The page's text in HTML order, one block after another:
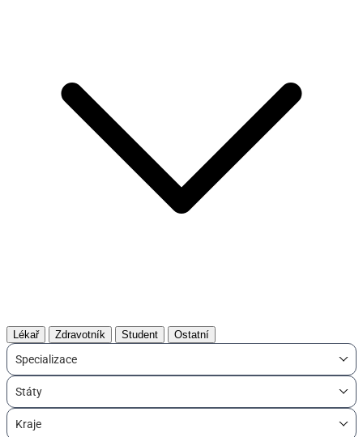
Lékař Zdravotník Student Ostatní
Specializace
Státy
Kraje